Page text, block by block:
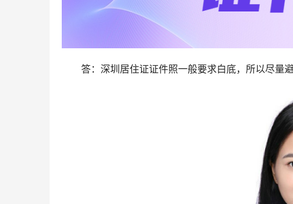
答：深圳居住证证件照一般要求白底，所以尽量